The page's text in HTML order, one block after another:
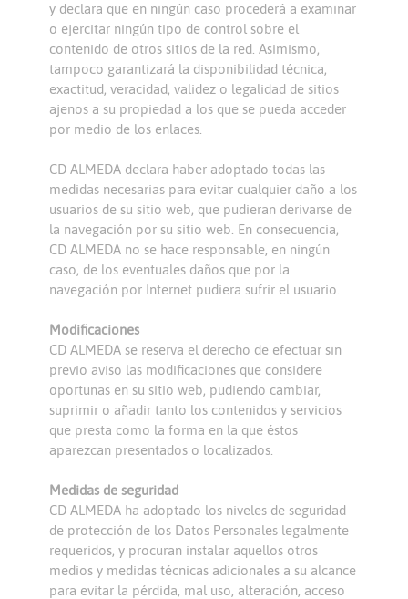
y declara que en ningún caso procederá a examinar
o ejercitar ningún tipo de control sobre el
contenido de otros sitios de la red. Asimismo,
tampoco garantizará la disponibilidad técnica,
exactitud, veracidad, validez o legalidad de sitios
ajenos a su propiedad a los que se pueda acceder
por medio de los enlaces.
CD ALMEDA declara haber adoptado todas las
medidas necesarias para evitar cualquier daño a los
usuarios de su sitio web, que pudieran derivarse de
la navegación por su sitio web. En consecuencia,
CD ALMEDA no se hace responsable, en ningún
caso, de los eventuales daños que por la
navegación por Internet pudiera sufrir el usuario.
Modificaciones
CD ALMEDA se reserva el derecho de efectuar sin
previo aviso las modificaciones que considere
oportunas en su sitio web, pudiendo cambiar,
suprimir o añadir tanto los contenidos y servicios
que presta como la forma en la que éstos
aparezcan presentados o localizados.
Medidas de seguridad
CD ALMEDA ha adoptado los niveles de seguridad
de protección de los Datos Personales legalmente
requeridos, y procuran instalar aquellos otros
medios y medidas técnicas adicionales a su alcance
para evitar la pérdida, mal uso, alteración, acceso